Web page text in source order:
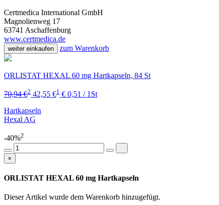
Certmedica International GmbH
Magnolienweg 17
63741 Aschaffenburg
www.certmedica.de
weiter einkaufen zum Warenkorb
ORLISTAT HEXAL 60 mg Hartkapseln, 84 St
70,94 €2 42,55 €1 € 0,51 / 1St
Hartkapseln
Hexal AG
-40%2
×
ORLISTAT HEXAL 60 mg Hartkapseln
Dieser Artikel wurde dem Warenkorb hinzugefügt.